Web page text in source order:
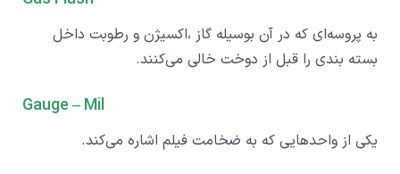
به پروسه‌ای که در آن بوسیله گاز ،اکسیژن و رطوبت داخل
بسته بندی را قبل از دوخت خالی می‌کنند.
Gauge – Mil
یکی از واحدهایی که به ضخامت فیلم اشاره می‌کند.